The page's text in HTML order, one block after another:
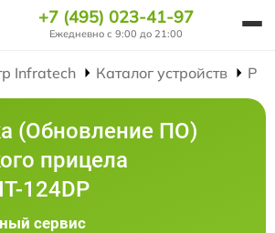
+7 (495) 023-41-97
Ежедневно с 9:00 до 21:00
Infratech Каталог устройств
(Обновление ПО)
прицела
124DP
сервис